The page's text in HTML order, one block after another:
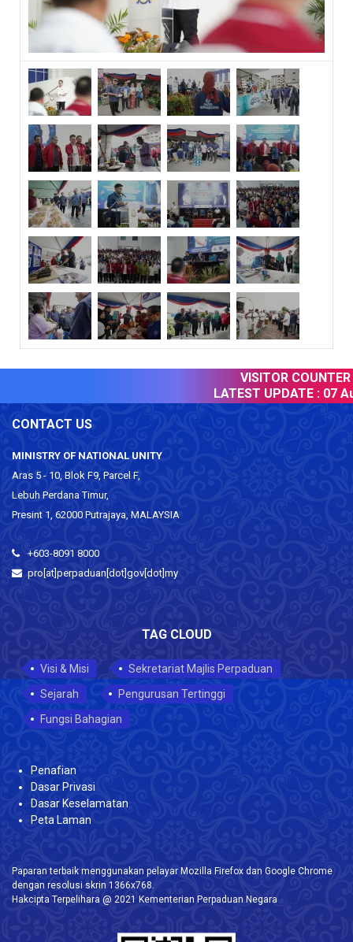
VISITOR COUNTER :
LATEST UPDATE : 07
CONTACT US
MINISTRY OF NATIONAL UNITY
Aras 5 - 10, Blok F9, Parcel F,
Lebuh Perdana Timur,
Presint 1, 62000 Putrajaya, MALAYSIA
+603-8091 8000
pro[at]perpaduan[dot]gov[dot]my
TAG CLOUD
Visi & Misi
Sekretariat Majlis Perpaduan
Sejarah
Pengurusan Tertinggi
Fungsi Bahagian
Penafian
Dasar Privasi
Dasar Keselamatan
Peta Laman
Paparan terbaik menggunakan pelayar Mozilla Firefox dan Google Chrome
dengan resolusi skrin 1366x768.
Hakcipta Terpelihara @ 2021 Kementerian Perpaduan Negara